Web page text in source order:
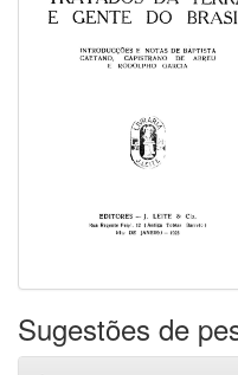
Sugestões de